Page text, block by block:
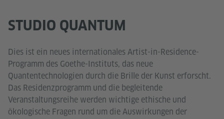
STUDIO QUANTUM
Dies ist ein neues internationales Artist-in-Residence-
Programm des Goethe-Instituts, das neue
Quantentechnologien durch die Brille der Kunst erforscht.
Das Residenzprogramm und die begleitende
Veranstaltungsreihe werden wichtige ethische und
ökologische Fragen rund um die Auswirkungen der